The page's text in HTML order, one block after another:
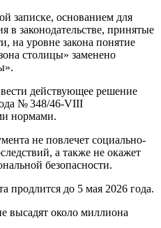
записке, основанием для
в законодательстве, принятые
на уровне закона понятие
столицы» заменено
действующее решение
№ 348/46-VIII
нормами.
не повлечет социально-
а также не окажет
безопасности.
продлится до 5 мая 2026 года.
высадят около миллиона